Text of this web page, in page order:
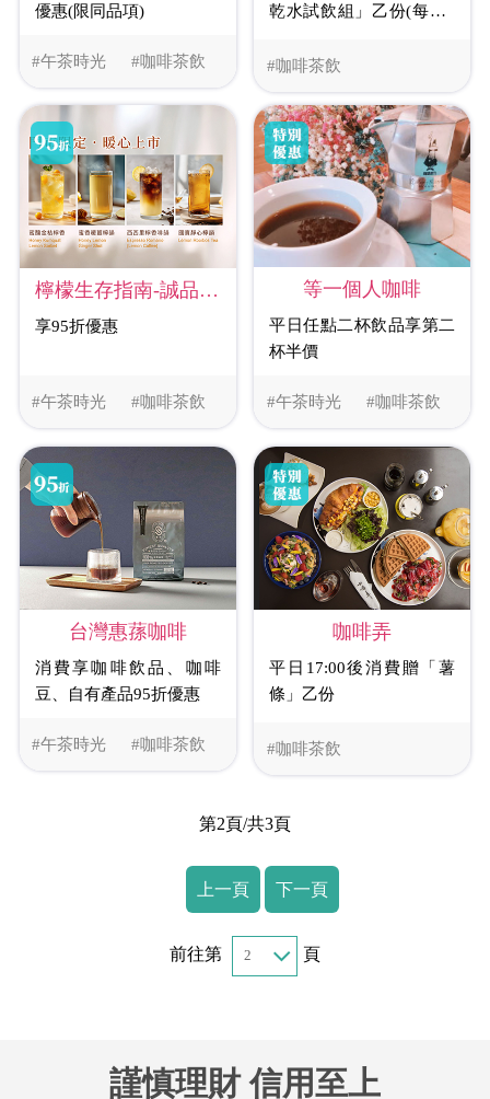
#午茶時光 #咖啡茶飲
優惠(限同品項)
#咖啡茶飲
乾水試飲組」乙份(每組3
#午茶時光 #咖啡茶飲
檸檬生存指南-誠品松菸創始店
享95折優惠
#午茶時光 #咖啡茶飲
等一個人咖啡
平日任點二杯飲品享第二
杯半價
#午茶時光 #咖啡茶飲
台灣惠蓀咖啡
消費享咖啡飲品、咖啡
豆、自有產品95折優惠
#咖啡茶飲
咖啡弄
平日17:00後消費贈「薯
條」乙份
第2頁/共3頁
上一頁 下一頁
前往第 頁
謹慎理財 信用至上